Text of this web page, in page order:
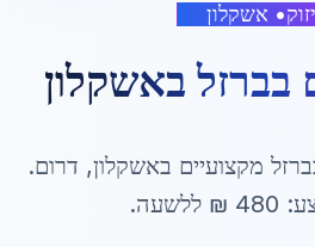
• אשקלון
בברזלבאשקלון
מקצועיים באשקלון, דרום.
480 ₪ ללשעה.